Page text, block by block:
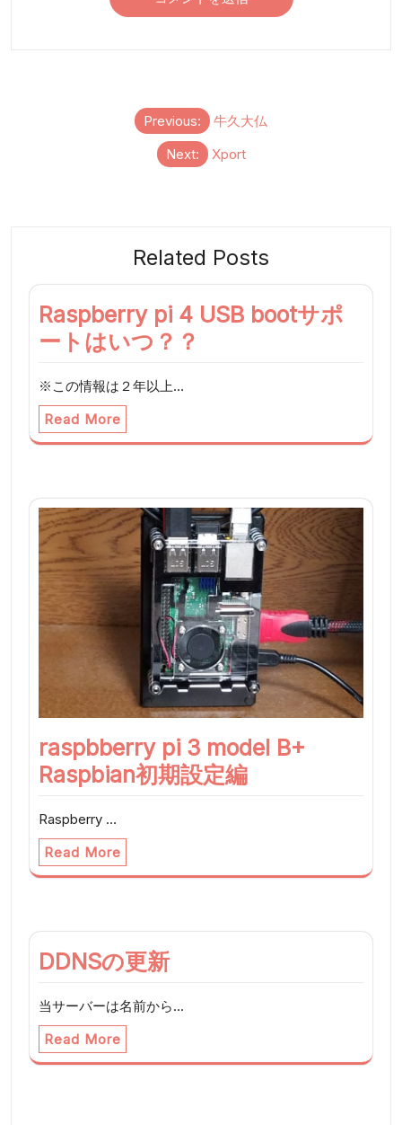
ョ
Previous:
牛久大仏
Next:
Xport
Related Posts
Raspberry pi 4 USB bootサポ
ートはいつ？？
※この情報は２年以上…
Read More
raspbberry pi 3 model B+
Raspbian初期設定編
Raspberry …
Read More
DDNSの更新
当サーバーは名前から…
Read More